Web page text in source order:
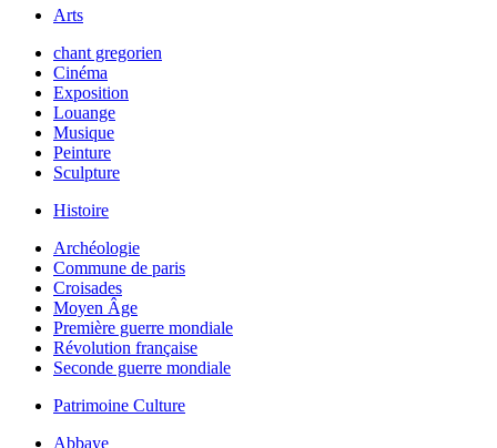
Arts
chant gregorien
Cinéma
Exposition
Louange
Musique
Peinture
Sculpture
Histoire
Archéologie
Commune de paris
Croisades
Moyen Âge
Première guerre mondiale
Révolution française
Seconde guerre mondiale
Patrimoine Culture
Abbaye